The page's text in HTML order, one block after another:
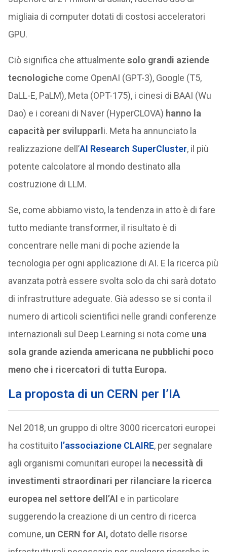
migliaia di computer dotati di costosi acceleratori
GPU.
Ciò significa che attualmente solo grandi aziende
tecnologichecome OpenAI (GPT-3), Google (T5,
DaLL-E, PaLM), Meta (OPT-175), i cinesi di BAAI (Wu
Dao) e i coreani di Naver (HyperCLOVA) hanno la
capacità per svilupparli. Meta ha annunciato la
realizzazione dell’AI Research SuperCluster, il più
potente calcolatore al mondo destinato alla
costruzione di LLM.
Se, come abbiamo visto, la tendenza in atto è di fare
tutto mediante transformer, il risultato è di
concentrare nelle mani di poche aziende la
tecnologia per ogni applicazione di AI. E la ricerca più
avanzata potrà essere svolta solo da chi sarà dotato
di infrastrutture adeguate. Già adesso se si conta il
numero di articoli scientifici nelle grandi conferenze
internazionali sul Deep Learning si nota come una
sola grande azienda americana ne pubblichi poco
meno che i ricercatori di tutta Europa.
La proposta di un CERN per l’IA
Nel 2018, un gruppo di oltre 3000 ricercatori europei
ha costituito l’associazione CLAIRE, per segnalare
agli organismi comunitari europei la necessità di
investimenti straordinari per rilanciare la ricerca
europea nel settore dell’AI e in particolare
suggerendo la creazione di un centro di ricerca
comune, un CERN for AI,dotato delle risorse